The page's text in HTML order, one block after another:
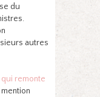
du
autres
qui remonte